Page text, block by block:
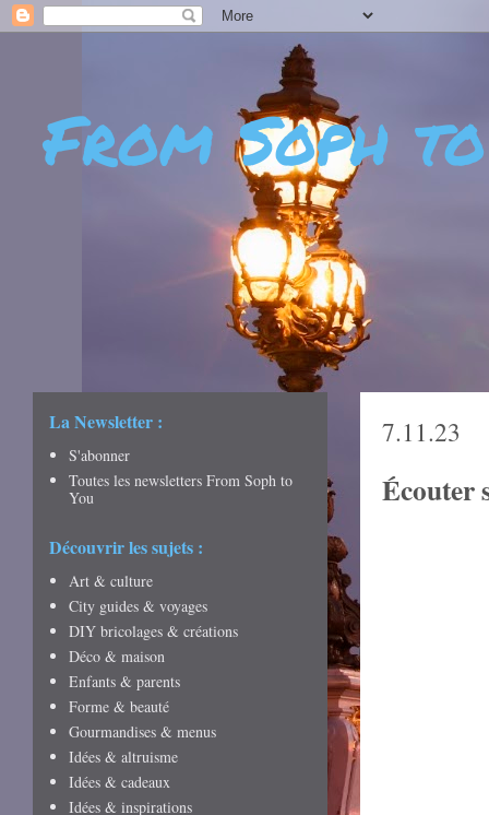
From Soph
- DÉCOUVERTES -
CRÉATIVITÉ - ART
7.11.23
Écouter
La Newsletter :
S'abonner
Toutes les newsletters From Soph to
You
Découvrir les sujets :
Art & culture
City guides & voyages
DIY bricolages & créations
Déco & maison
Enfants & parents
Forme & beauté
Gourmandises & menus
Idées & altruisme
Idées & cadeaux
Idées & inspirations